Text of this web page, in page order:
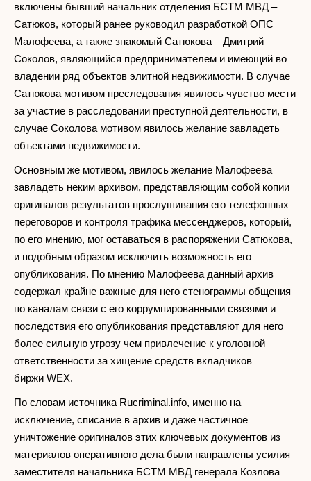
включены бывший начальник отделения БСТМ МВД –
Сатюков, который ранее руководил разработкой ОПС
Малофеева, а также знакомый Сатюкова – Дмитрий
Соколов, являющийся предпринимателем и имеющий во
владении ряд объектов элитной недвижимости. В случае
Сатюкова мотивом преследования явилось чувство мести
за участие в расследовании преступной деятельности, в
случае Соколова мотивом явилось желание завладеть
объектами недвижимости.
Основным же мотивом, явилось желание Малофеева
завладеть неким архивом, представляющим собой копии
оригиналов результатов прослушивания его телефонных
переговоров и контроля трафика мессенджеров, который,
по его мнению, мог оставаться в распоряжении Сатюкова,
и подобным образом исключить возможность его
опубликования. По мнению Малофеева данный архив
содержал крайне важные для него стенограммы общения
по каналам связи с его коррумпированными связями и
последствия его опубликования представляют для него
более сильную угрозу чем привлечение к уголовной
ответственности за хищение средств вкладчиков
биржи WEX.
По словам источника Rucriminal.info, именно на
исключение, списание в архив и даже частичное
уничтожение оригиналов этих ключевых документов из
материалов оперативного дела были направлены усилия
заместителя начальника БСТМ МВД генерала Козлова